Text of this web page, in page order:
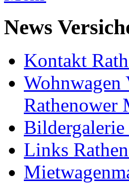
News
Kontakt
Rathenower
Links